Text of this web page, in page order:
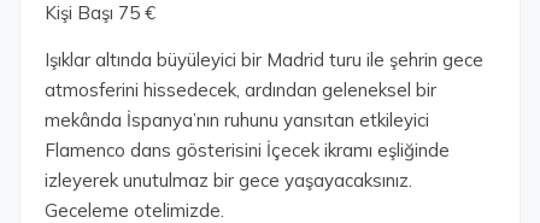
Kişi Başı 75 €
Işıklar altında büyüleyici bir Madrid turu ile şehrin gece
atmosferini hissedecek, ardından geleneksel bir
mekânda İspanya’nın ruhunu yansıtan etkileyici
Flamenco dans gösterisini İçecek ikramı eşliğinde
izleyerek unutulmaz bir gece yaşayacaksınız.
Geceleme otelimizde.